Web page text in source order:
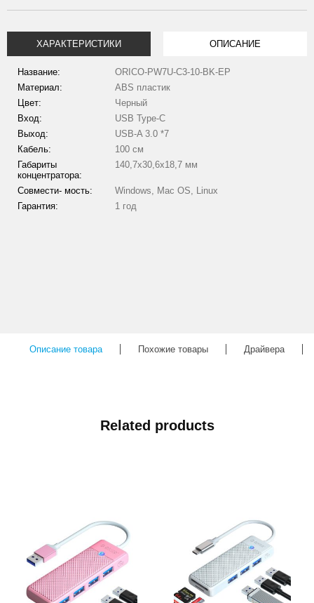
ХАРАКТЕРИСТИКИ ОПИСАНИЕ
Название:
ORICO-PW7U-C3-10-BK-EP
Материал:
ABS пластик
Цвет:
Черный
Вход:
USB Type-C
Выход:
USB-A 3.0 *7
Кабель:
100 см
Габариты
концентратора:
140,7x30,6x18,7 мм
Совмести- мость:
Windows, Mac OS, Linux
Гарантия:
1 год
Описание товара Похожие товары Драйвера
Related products